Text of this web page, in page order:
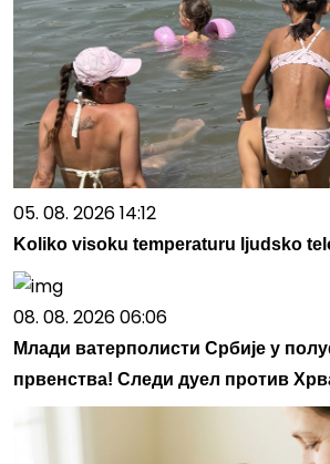
05. 08. 2026 14:12
Koliko visoku temperaturu ljudsko
08. 08. 2026 06:06
Млади ватерполисти Србије у
првенства! Следи дуел против